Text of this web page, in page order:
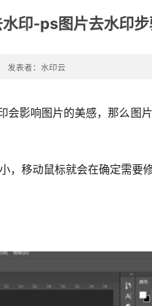
印-ps图片去水印
发表者：水印云
影响图片的美感，那么图
移动鼠标就会在确定需